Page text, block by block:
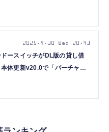
ースイッチがDL版の貸し借
本体更新v20.0で「バーチャル
2025.4.30 Wed 20:43